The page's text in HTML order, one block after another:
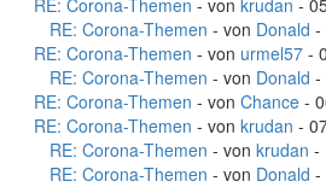
RE: Corona-Themen - von krudan -
RE: Corona-Themen - von Donald -
RE: Corona-Themen - von urmel57 -
RE: Corona-Themen - von Donald -
RE: Corona-Themen - von Chance -
RE: Corona-Themen - von krudan -
RE: Corona-Themen - von krudan -
RE: Corona-Themen - von Donald -